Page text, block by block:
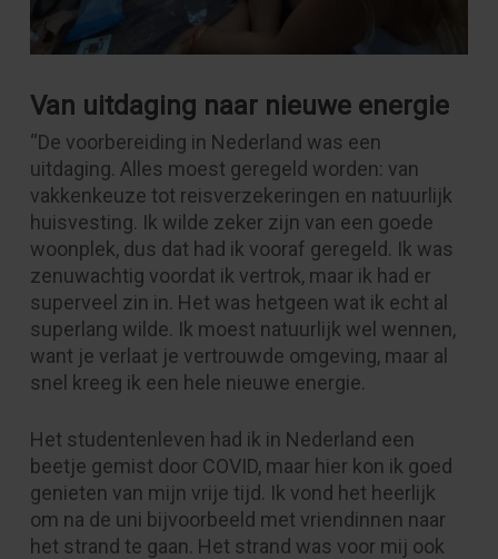
Van uitdaging naar nieuwe energie
“De voorbereiding in Nederland was een
uitdaging. Alles moest geregeld worden: van
vakkenkeuze tot reisverzekeringen en natuurlijk
huisvesting. Ik wilde zeker zijn van een goede
woonplek, dus dat had ik vooraf geregeld. Ik was
zenuwachtig voordat ik vertrok, maar ik had er
superveel zin in. Het was hetgeen wat ik echt al
superlang wilde. Ik moest natuurlijk wel wennen,
want je verlaat je vertrouwde omgeving, maar al
snel kreeg ik een hele nieuwe energie.
Het studentenleven had ik in Nederland een
beetje gemist door COVID, maar hier kon ik goed
genieten van mijn vrije tijd. Ik vond het heerlijk
om na de uni bijvoorbeeld met vriendinnen naar
het strand te gaan. Het strand was voor mij ook